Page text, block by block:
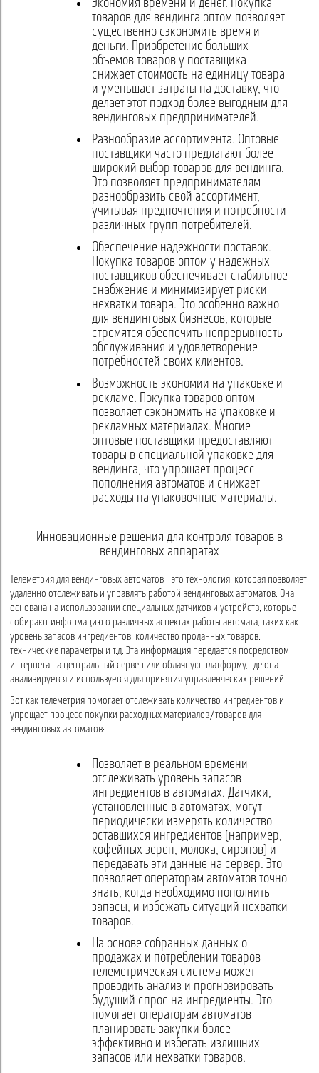
Экономия времени и денег. Покупка
товаров для вендинга оптом позволяет
существенно сэкономить время и
деньги. Приобретение больших
объемов товаров у поставщика
снижает стоимость на единицу товара
и уменьшает затраты на доставку, что
делает этот подход более выгодным для
вендинговых предпринимателей.
Разнообразие ассортимента. Оптовые
поставщики часто предлагают более
широкий выбор товаров для вендинга.
Это позволяет предпринимателям
разнообразить свой ассортимент,
учитывая предпочтения и потребности
различных групп потребителей.
Обеспечение надежности поставок.
Покупка товаров оптом у надежных
поставщиков обеспечивает стабильное
снабжение и минимизирует риски
нехватки товара. Это особенно важно
для вендинговых бизнесов, которые
стремятся обеспечить непрерывность
обслуживания и удовлетворение
потребностей своих клиентов.
Возможность экономии на упаковке и
рекламе. Покупка товаров оптом
позволяет сэкономить на упаковке и
рекламных материалах. Многие
оптовые поставщики предоставляют
товары в специальной упаковке для
вендинга, что упрощает процесс
пополнения автоматов и снижает
расходы на упаковочные материалы.
Инновационные решения для контроля товаров в
вендинговых аппаратах
Телеметрия для вендинговых автоматов - это технология, которая позволяет
удаленно отслеживать и управлять работой вендинговых автоматов. Она
основана на использовании специальных датчиков и устройств, которые
собирают информацию о различных аспектах работы автомата, таких как
уровень запасов ингредиентов, количество проданных товаров,
технические параметры и т.д. Эта информация передается посредством
интернета на центральный сервер или облачную платформу, где она
анализируется и используется для принятия управленческих решений.
Вот как телеметрия помогает отслеживать количество ингредиентов и
упрощает процесс покупки расходных материалов/товаров для
вендинговых автоматов:
Позволяет в реальном времени
отслеживать уровень запасов
ингредиентов в автоматах. Датчики,
установленные в автоматах, могут
периодически измерять количество
оставшихся ингредиентов (например,
кофейных зерен, молока, сиропов) и
передавать эти данные на сервер. Это
позволяет операторам автоматов точно
знать, когда необходимо пополнить
запасы, и избежать ситуаций нехватки
товаров.
На основе собранных данных о
продажах и потреблении товаров
телеметрическая система может
проводить анализ и прогнозировать
будущий спрос на ингредиенты. Это
помогает операторам автоматов
планировать закупки более
эффективно и избегать излишних
запасов или нехватки товаров.